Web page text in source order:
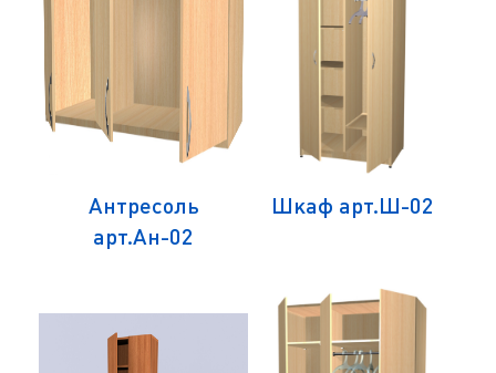
Антресоль
арт.Ан-02
Шкаф арт.Ш-02